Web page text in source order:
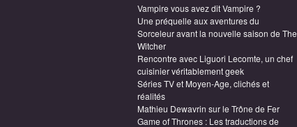
Vampire vous avez dit Vampire ?
Une préquelle aux aventures du
Sorceleur avant la nouvelle saison de The
Witcher
Rencontre avec Liguori Lecomte, un chef
cuisinier véritablement geek
Séries TV et Moyen-Age, clichés et
réalités
Mathieu Dewavrin sur le Trône de Fer
Game of Thrones : Les traductions de